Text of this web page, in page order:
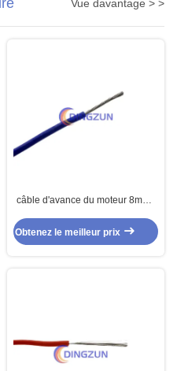
Vue davantage > >
câble d'avance du moteur 8mm2
Obtenez le meilleur prix